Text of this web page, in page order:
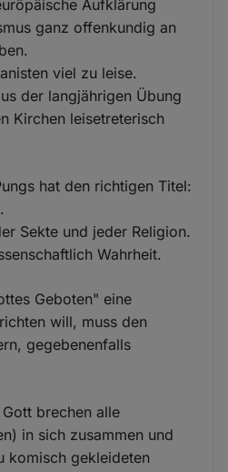
Aufklärung
ganz offenkundig an
viel zu leise.
der langjährigen Übung
Kirchen leisetreterisch
hat den richtigen Titel:
Sekte und jeder Religion.
Wahrheit.
Geboten" eine
will, muss den
gegebenenfalls
brechen alle
in sich zusammen und
komisch gekleideten